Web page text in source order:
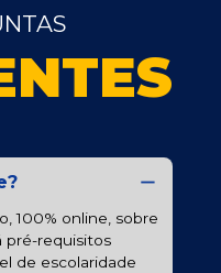
100% online, sobre
pré-requisitos
de escolaridade